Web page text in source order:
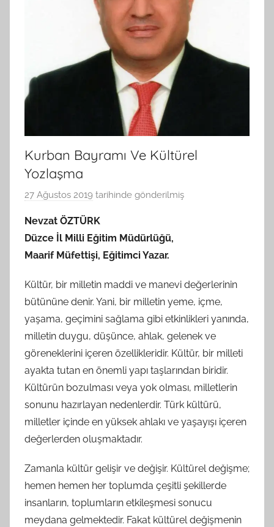
Kurban Bayramı Ve Kültürel
Yozlaşma
27 Ağustos 2019 tarihinde gönderilmiş
a
r
a
f
ı
n
d
a
n
Nevzat ÖZTÜRK
Düzce İl Milli Eğitim Müdürlüğü,
Maarif Müfettişi, Eğitimci Yazar.
Kültür, bir milletin maddi ve manevi değerlerinin
bütününe denir. Yani, bir milletin yeme, içme,
yaşama, geçimini sağlama gibi etkinlikleri yanında,
milletin duygu, düşünce, ahlak, gelenek ve
göreneklerini içeren özellikleridir. Kültür, bir milleti
ayakta tutan en önemli yapı taşlarından biridir.
Kültürün bozulması veya yok olması, milletlerin
sonunu hazırlayan nedenlerdir. Türk kültürü,
milletler içinde en yüksek ahlakı ve yaşayışı içeren
değerlerden oluşmaktadır.
Zamanla kültür gelişir ve değişir. Kültürel değişme;
hemen hemen her toplumda çeşitli şekillerde
insanların, toplumların etkileşmesi sonucu
meydana gelmektedir. Fakat kültürel değişmenin